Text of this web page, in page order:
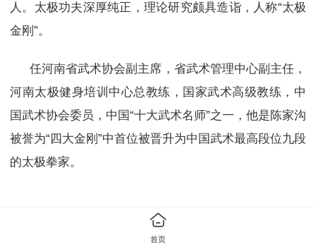
人。太极功夫深厚纯正，理论研究颇具造诣，人称“太极
金刚”。
任河南省武术协会副主席，省武术管理中心副主任，
河南太极健身培训中心总教练，国家武术高级教练，中
国武术协会委员，中国“十大武术名师”之一，他是陈家沟
被誉为“四大金刚”中首位被晋升为中国武术最高段位九段
的太极拳家。
首页